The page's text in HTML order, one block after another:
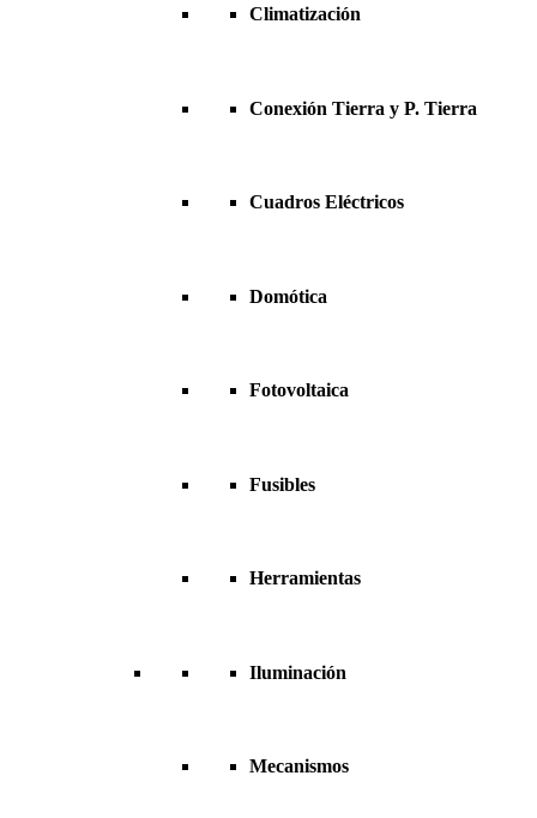
Climatización
Conexión Tierra y P. Tierra
Cuadros Eléctricos
Domótica
Fotovoltaica
Fusibles
Herramientas
Iluminación
Mecanismos